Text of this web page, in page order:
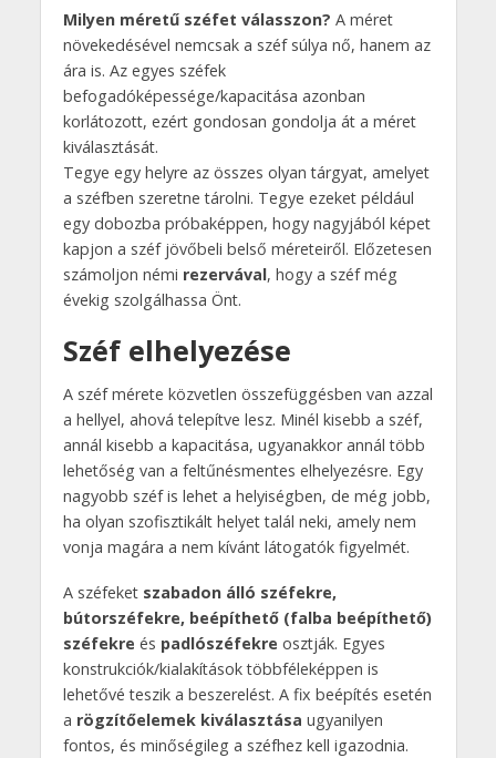
Milyen méretű széfet válasszon? A méret
növekedésével nemcsak a széf súlya nő, hanem az
ára is. Az egyes széfek
befogadóképessége/kapacitása azonban
korlátozott, ezért gondosan gondolja át a méret
kiválasztását.
Tegye egy helyre az összes olyan tárgyat, amelyet
a széfben szeretne tárolni. Tegye ezeket például
egy dobozba próbaképpen, hogy nagyjából képet
kapjon a széf jövőbeli belső méreteiről. Előzetesen
számoljon némi rezervával, hogy a széf még
évekig szolgálhassa Önt.
Széf elhelyezése
A széf mérete közvetlen összefüggésben van azzal
a hellyel, ahová telepítve lesz. Minél kisebb a széf,
annál kisebb a kapacitása, ugyanakkor annál több
lehetőség van a feltűnésmentes elhelyezésre. Egy
nagyobb széf is lehet a helyiségben, de még jobb,
ha olyan szofisztikált helyet talál neki, amely nem
vonja magára a nem kívánt látogatók figyelmét.
A széfeket szabadon álló széfekre,
bútorszéfekre, beépíthető (falba beépíthető)
széfekre és padlószéfekre osztják. Egyes
konstrukciók/kialakítások többféleképpen is
lehetővé teszik a beszerelést. A fix beépítés esetén
a rögzítőelemek kiválasztása ugyanilyen
fontos, és minőségileg a széfhez kell igazodnia.